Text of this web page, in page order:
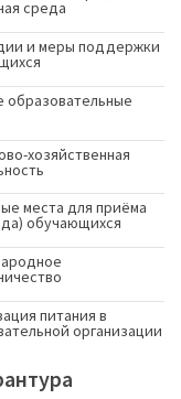
среда
и меры поддержки
образовательные
хозяйственная
места для приёма
обучающихся
питания в
организации